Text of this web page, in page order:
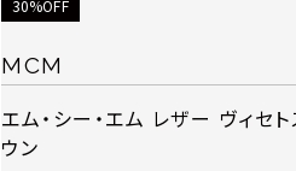
30%OFF
MCM
エム・シー・エム レザー ヴィセ
ウン